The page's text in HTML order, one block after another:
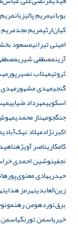
بوبانیمریم پالیزبان
کیان‌ارثیمریم مجد
امینی تیرانیمسعود
آرینمصطفی شیری
ثروتیمهتاب نصیرپور
گنجیمهدی مشهور
اسکوییمهرداد ضیایی
جنگجومهناز محمدی
اکبرنژادمیلاد نیک‌آبادی
کامکاریناصر آویژه
نجفینوشین احمدی
حیدریهادی معنوی‌پور
زین‌العابدینهرمز هدایت
برق‌نوردهومن رهنمون
خیریاسمن تورنگ